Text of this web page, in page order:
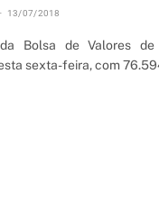
13/07/2018
Bolsa de Valores
sexta-feira, com